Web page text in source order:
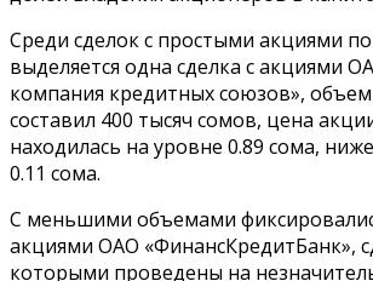
Среди сделок с простыми акциями
выделяется одна сделка с акциями
компания кредитных союзов»,
составил 400 тысяч сомов, цена
находилась на уровне 0.89 сома,
0.11 сома.
С меньшими объемами
акциями ОАО «ФинансКредитБанк»,
которыми проведены на